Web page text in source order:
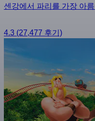
센강에서 파리를 가장 아
4.3 (27,477 후기)